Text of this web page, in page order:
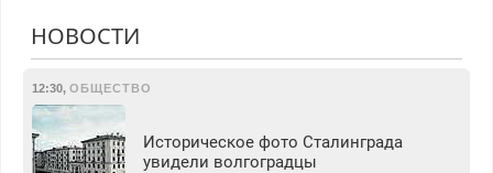
НОВОСТИ
12:30, ОБЩЕСТВО
Историческое фото Сталинграда
увидели волгоградцы